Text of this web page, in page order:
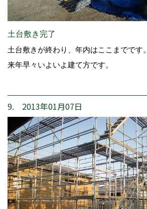
土台敷き完了
土台敷きが終わり、年内はここまでです。
来年早々いよいよ建て方です。
9. 2013年01月07日